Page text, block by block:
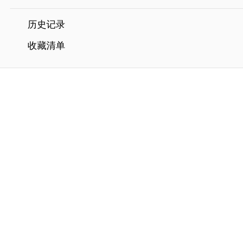
历史记录
收藏清单